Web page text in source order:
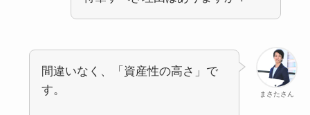
まさたさん
間違いなく、「資産性の高さ」で
す。